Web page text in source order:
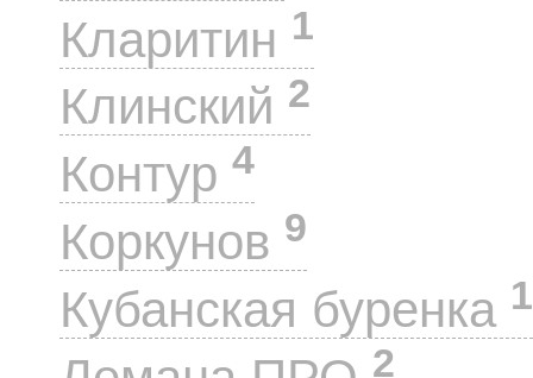
Кларитин 1
Клинский 2
Контур 4
Коркунов 9
Кубанская буренка 1
2